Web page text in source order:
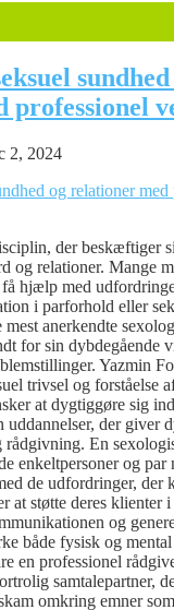
professionel
2, 2024
og relationer med
der beskæftiger
og relationer. Mange
hjælp med
i parforhold eller
anerkendte
for sin dybdegående
Yazmin
trivsel og forståelse
at dygtiggøre sig
der giver
rådgivning. En
enkeltpersoner og par
de udfordringer, der
at støtte deres klienter i
og
både fysisk og
en professionel
samtalepartner,
omkring emner